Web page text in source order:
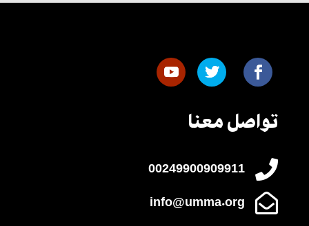
تواصل معنا

00249900909911

info@umma.org